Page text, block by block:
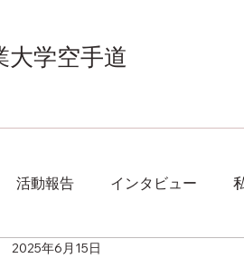
大学空手道
活動報告 インタビュー
2025年6月15日